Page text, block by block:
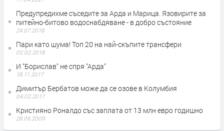
Предупредихме съседите за Арда и Марица. Язовирите за
питейно-битово водоснабдяване - в добро състояние
24.07.2018
Пари като шума! Топ 20 на най-скъпите трансфери
02.02.2018
И "Борислав" не спря "Арда"
18.11.2017
Димитър Бербатов може да се озове в Колумбия
04.02.2017
Кристияно Роналдо със заплата от 13 млн евро годишно
28.06.2009